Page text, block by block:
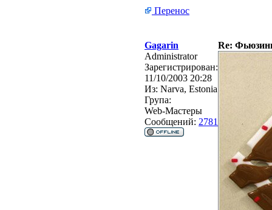
Перенос
Gagarin
Re:
Administrator
Зарегистрирован:
11/10/2003 20:28
Из: Narva, Estonia
Група:
Web-Мастеры
Сообщений: 2781